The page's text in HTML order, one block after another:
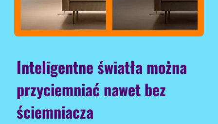
Inteligentne światła można
przyciemniać nawet bez
ściemniacza